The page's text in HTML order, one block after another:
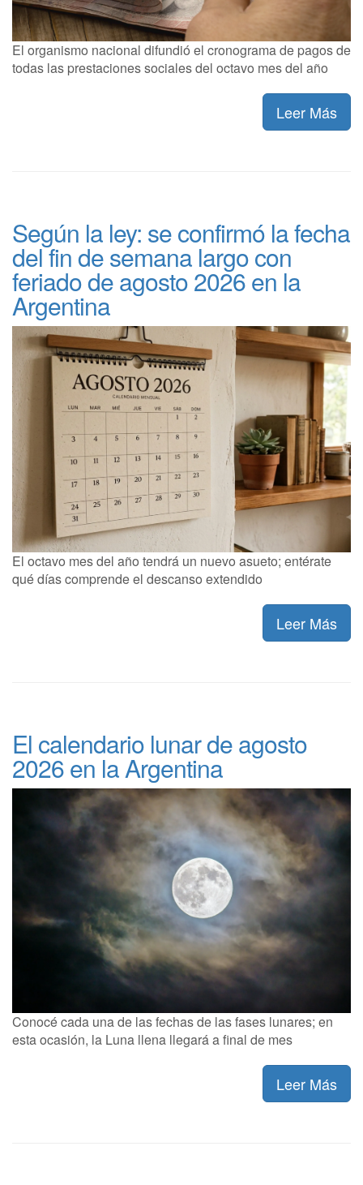
El organismo nacional difundió el cronograma de pagos de
todas las prestaciones sociales del octavo mes del año
Leer Más
Según la ley: se confirmó la fecha
del fin de semana largo con
feriado de agosto 2026 en la
Argentina
El octavo mes del año tendrá un nuevo asueto; entérate
qué días comprende el descanso extendido
Leer Más
El calendario lunar de agosto
2026 en la Argentina
Conocé cada una de las fechas de las fases lunares; en
esta ocasión, la Luna llena llegará a final de mes
Leer Más